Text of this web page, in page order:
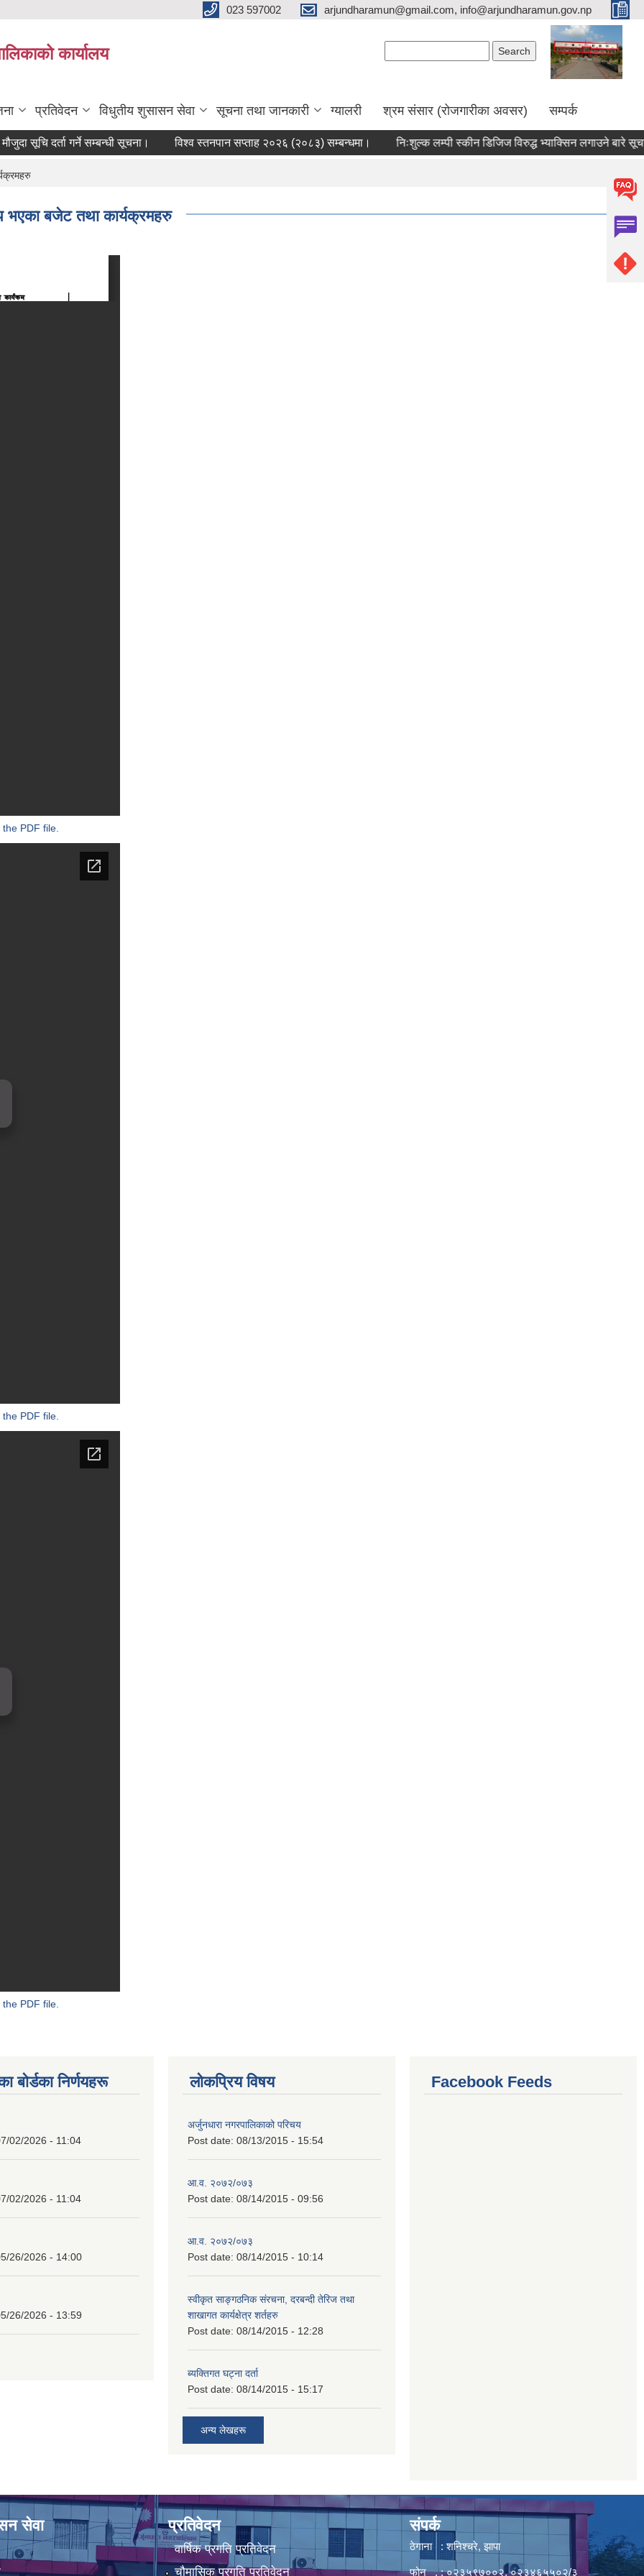
023 597002 arjundharamun@gmail.com, info@arjundharamun.gov.np
कार्यालय
प्रतिवेदन विधुतीय शुसासन सेवा सूचना तथा जानकारी ग्यालरी श्रम संसार (रोजगारीका अवसर) सम्पर्क
सूचि दर्ता गर्ने सम्बन्धी सूचना। विश्व स्तनपान सप्ताह २०२६ (२०८३) सम्बन्धमा। निःशुल्क लम्पी स्कीन डिजिज विरुद्ध भ्याक्सिन लगाउने बारे सूचना।
भएका बजेट तथा कार्यक्रमहरु
PDF file.
PDF file.
PDF file.
बाेर्डका निर्णयहरू
02/2026 - 11:04
02/2026 - 11:04
26/2026 - 14:00
26/2026 - 13:59
लोकप्रिय विषय
अर्जुनधारा नगरपालिकाको परिचय
Post date: 08/13/2015 - 15:54
आ.व. २०७२/०७३
Post date: 08/14/2015 - 09:56
आ.व. २०७२/०७३
Post date: 08/14/2015 - 10:14
स्वीकृत साङ्गठनिक संरचना, दरबन्दी तेरिज तथा
शाखागत कार्यक्षेत्र शर्तहरु
Post date: 08/14/2015 - 12:28
ब्यक्तिगत घट्ना दर्ता
Post date: 08/14/2015 - 15:17
अन्य लेखहरू
Facebook Feeds
सेवा प्रतिवेदन
वार्षिक प्रगति प्रतिवेदन
चौमासिक प्रगति प्रतिवेदन
संपर्क
ठेगाना : शनिश्चरे, झापा
फोन . : ०२३५९७००२, ०२३४६५५०२/३